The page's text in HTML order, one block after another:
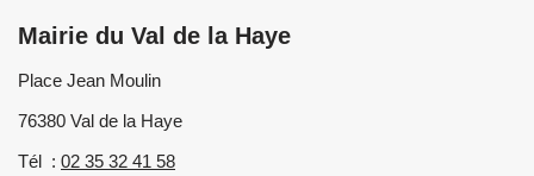
Mairie du Val de la Haye
Place Jean Moulin
76380 Val de la Haye
Tél : 02 35 32 41 58